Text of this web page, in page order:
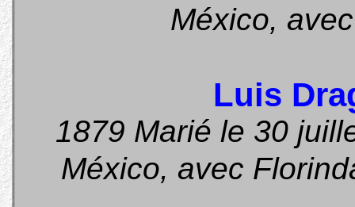
México,
Luis
1879 Marié le 30
México, avec